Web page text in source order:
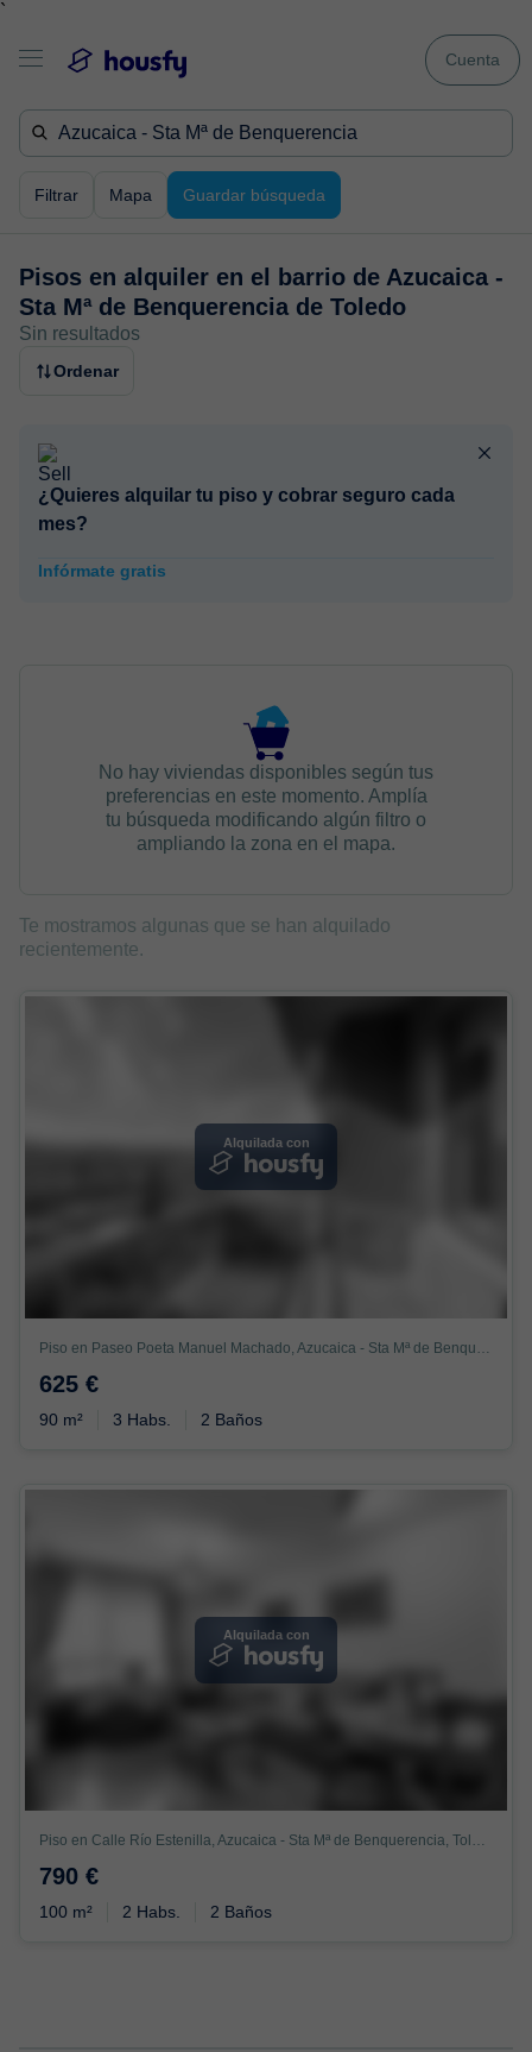
`
Cuenta
Filtrar Mapa Guardar búsqueda
Pisos en alquiler en el barrio de Azucaica -
Sta Mª de Benquerencia de Toledo
Sin resultados
Ordenar
¿Quieres alquilar tu piso y cobrar seguro cada
mes?
Infórmate gratis
No hay viviendas disponibles según tus
preferencias en este momento. Amplía
tu búsqueda modificando algún filtro o
ampliando la zona en el mapa.
Te mostramos algunas que se han alquilado
recientemente.
Alquilada con
625 €
90 m² 3 Habs. 2 Baños
Alquilada con
Piso en Calle Río Estenilla, Azucaica - Sta Mª de Benquerencia, Toledo
790 €
100 m² 2 Habs. 2 Baños